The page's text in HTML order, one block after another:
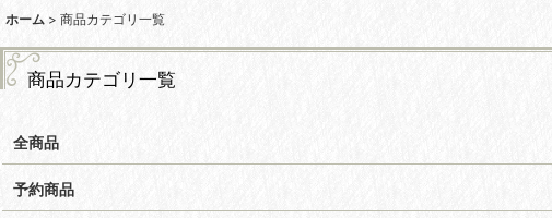
ホーム > 商品カテゴリ一覧
商品カテゴリ一覧
全商品
予約商品